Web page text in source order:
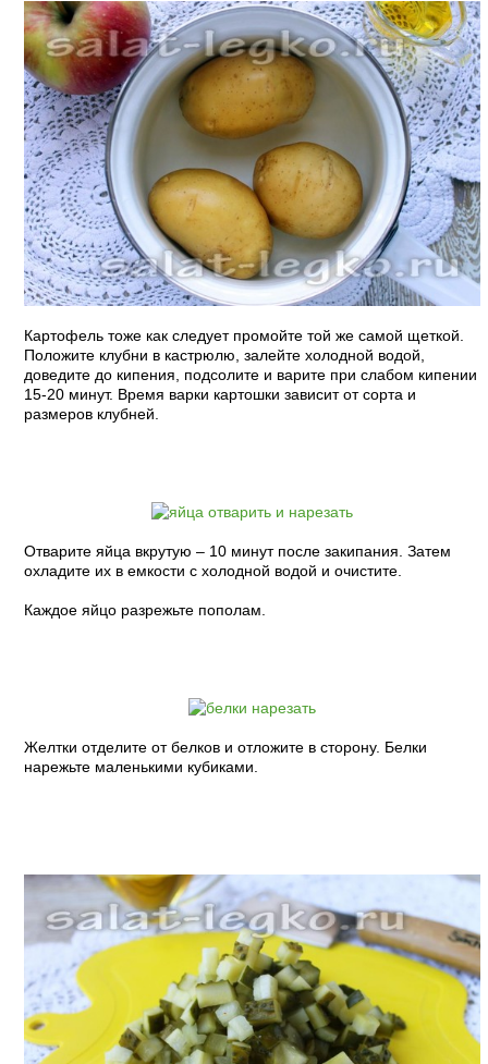
Картофель тоже как следует промойте той же самой щеткой.
Положите клубни в кастрюлю, залейте холодной водой,
доведите до кипения, подсолите и варите при слабом кипении
15-20 минут. Время варки картошки зависит от сорта и
размеров клубней.
Отварите яйца вкрутую – 10 минут после закипания. Затем
охладите их в емкости с холодной водой и очистите.
Каждое яйцо разрежьте пополам.
Желтки отделите от белков и отложите в сторону. Белки
нарежьте маленькими кубиками.